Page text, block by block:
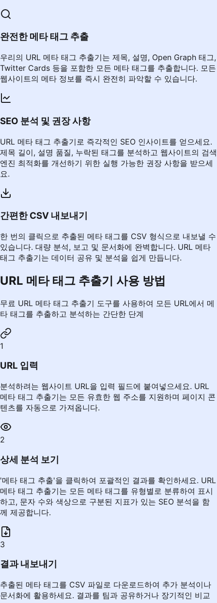
완전한 메타 태그 추출
우리의 URL 메타 태그 추출기는 제목, 설명, Open Graph 태그,
Twitter Cards 등을 포함한 모든 메타 태그를 추출합니다. 모든
웹사이트의 메타 정보를 즉시 완전히 파악할 수 있습니다.
SEO 분석 및 권장 사항
URL 메타 태그 추출기로 즉각적인 SEO 인사이트를 얻으세요.
제목 길이, 설명 품질, 누락된 태그를 분석하고 웹사이트의 검색
엔진 최적화를 개선하기 위한 실행 가능한 권장 사항을 받으세
요.
간편한 CSV 내보내기
한 번의 클릭으로 추출된 메타 태그를 CSV 형식으로 내보낼 수
있습니다. 대량 분석, 보고 및 문서화에 완벽합니다. URL 메타
태그 추출기는 데이터 공유 및 분석을 쉽게 만듭니다.
URL 메타 태그 추출기 사용 방법
무료 URL 메타 태그 추출기 도구를 사용하여 모든 URL에서 메
타 태그를 추출하고 분석하는 간단한 단계
1
URL 입력
분석하려는 웹사이트 URL을 입력 필드에 붙여넣으세요. URL
메타 태그 추출기는 모든 유효한 웹 주소를 지원하며 페이지 콘
텐츠를 자동으로 가져옵니다.
2
상세 분석 보기
'메타 태그 추출'을 클릭하여 포괄적인 결과를 확인하세요. URL
메타 태그 추출기는 모든 메타 태그를 유형별로 분류하여 표시
하고, 문자 수와 색상으로 구분된 지표가 있는 SEO 분석을 함
께 제공합니다.
3
결과 내보내기
추출된 메타 태그를 CSV 파일로 다운로드하여 추가 분석이나
문서화에 활용하세요. 결과를 팀과 공유하거나 장기적인 비교